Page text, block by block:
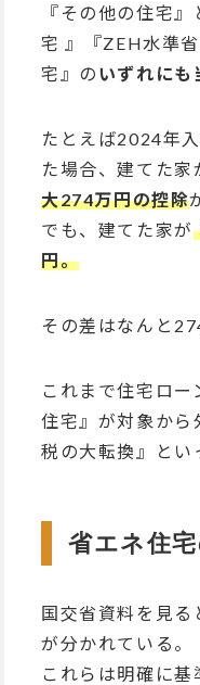
『その他の住宅
宅 』『ZEH水準
宅』の いずれにも
たとえば2024年
た場合、建てた家
大274万円の控除
でも、建てた家が
円。
その差はなんと
これまで住宅ロ
住宅』が対象から
税の大転換』とい
省エネ住
国交省資料を見る
が分かれている。
これらは明確に